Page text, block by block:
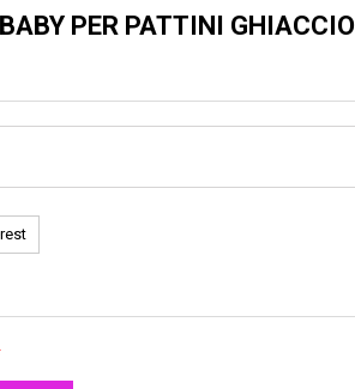
PER PATTINI GHIACCIO